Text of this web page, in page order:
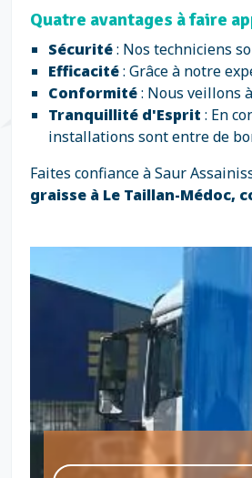
Quatre avantages à faire
Sécurité: Nos techniciens
Efficacité: Grâce à notre
Conformité: Nous veillons
Tranquillité d'Esprit : En
installations sont entre de
Faites confiance à Saur
graisse à Le Taillan-Médoc,